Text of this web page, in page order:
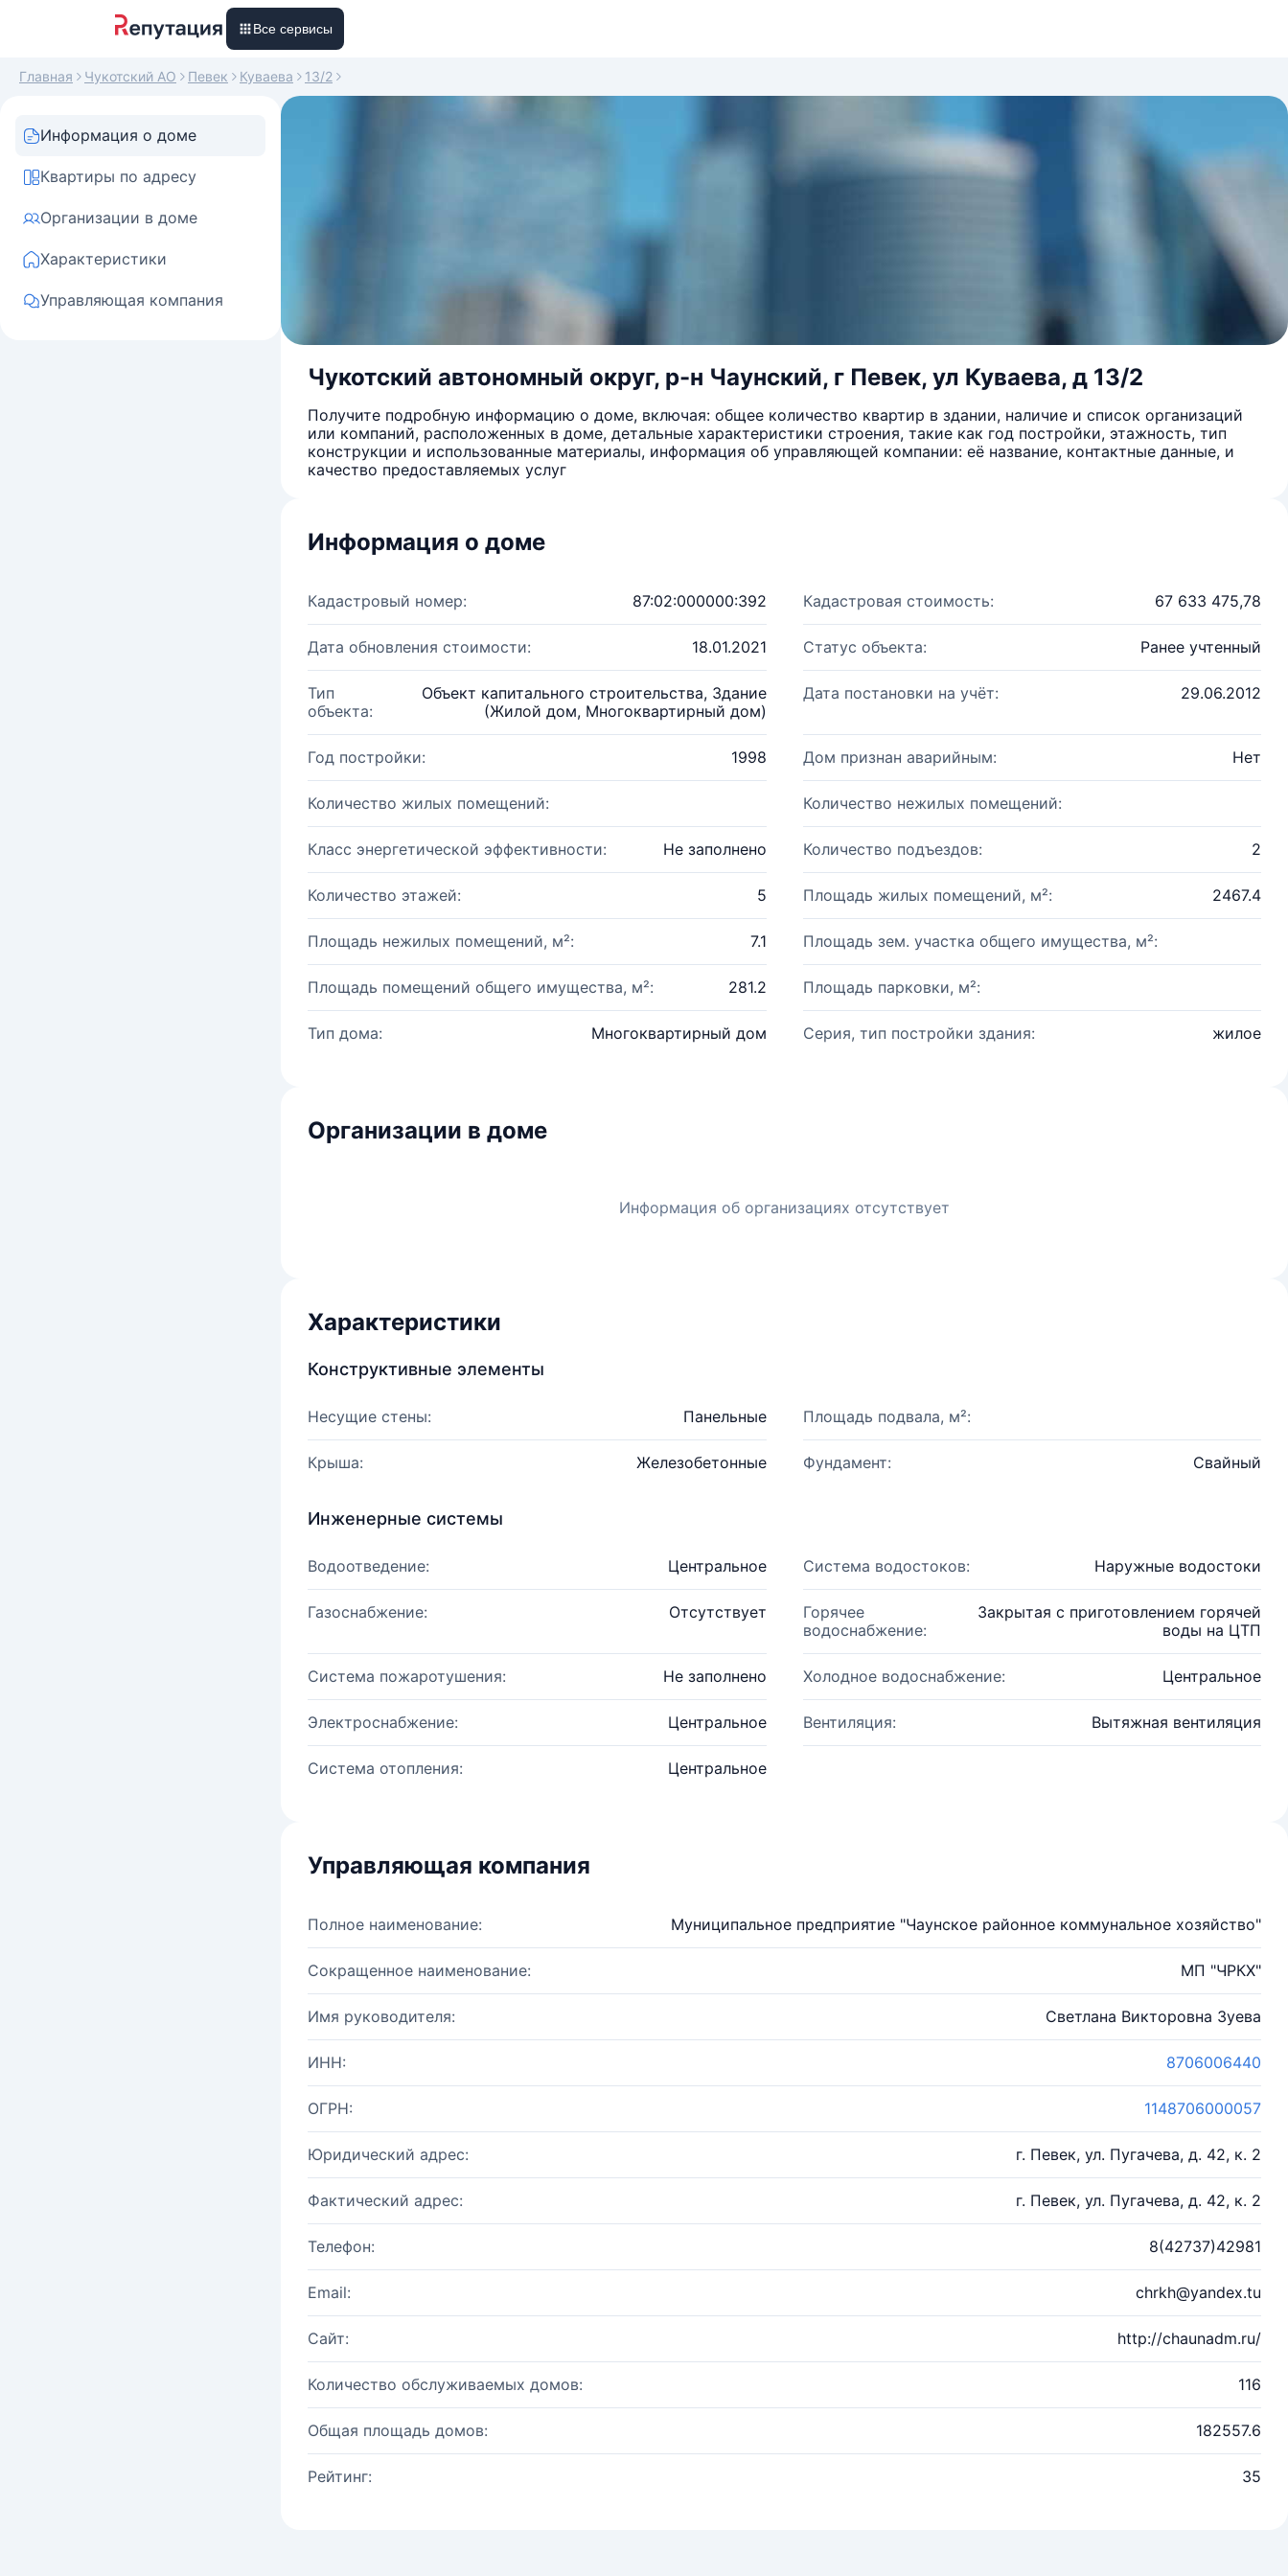
Все сервисы
Главная Чукотский АО Певек Куваева 13/2
Информация о доме
Квартиры по адресу
Организации в доме
Характеристики
Управляющая компания
Чукотский автономный округ, р-н Чаунский, г Певек, ул Куваева, д 13/2
Получите подробную информацию о доме, включая: общее количество квартир в здании, наличие и список организаций
или компаний, расположенных в доме, детальные характеристики строения, такие как год постройки, этажность, тип
конструкции и использованные материалы, информация об управляющей компании: её название, контактные данные, и
качество предоставляемых услуг
Информация о доме
Кадастровый номер: 87:02:000000:392 Кадастровая стоимость: 67 633 475,78
Дата обновления стоимости: 18.01.2021 Статус объекта: Ранее учтенный
Тип
объекта:
Объект капитального строительства, Здание
(Жилой дом, Многоквартирный дом)
Дата постановки на учёт: 29.06.2012
Год постройки: 1998 Дом признан аварийным: Нет
Количество жилых помещений: Количество нежилых помещений:
Класс энергетической эффективности: Не заполнено Количество подъездов: 2
Количество этажей: 5 Площадь жилых помещений, м²: 2467.4
Площадь нежилых помещений, м²: 7.1 Площадь зем. участка общего имущества, м²:
Площадь помещений общего имущества, м²: 281.2 Площадь парковки, м²:
Тип дома: Многоквартирный дом Серия, тип постройки здания: жилое
Организации в доме
Информация об организациях отсутствует
Характеристики
Конструктивные элементы
Несущие стены: Панельные Площадь подвала, м²:
Крыша: Железобетонные Фундамент: Свайный
Инженерные системы
Водоотведение: Центральное Система водостоков: Наружные водостоки
Газоснабжение: Отсутствует
Горячее
водоснабжение:
Закрытая с приготовлением горячей
воды на ЦТП
Система пожаротушения: Не заполнено Холодное водоснабжение: Центральное
Электроснабжение: Центральное Вентиляция: Вытяжная вентиляция
Система отопления: Центральное
Управляющая компания
Полное наименование: Муниципальное предприятие "Чаунское районное коммунальное хозяйство"
Сокращенное наименование: МП "ЧРКХ"
Имя руководителя: Светлана Викторовна Зуева
ИНН: 8706006440
ОГРН: 1148706000057
Юридический адрес: г. Певек, ул. Пугачева, д. 42, к. 2
Фактический адрес: г. Певек, ул. Пугачева, д. 42, к. 2
Телефон: 8(42737)42981
Email: chrkh@yandex.tu
Сайт: http://chaunadm.ru/
Количество обслуживаемых домов: 116
Общая площадь домов: 182557.6
Рейтинг: 35